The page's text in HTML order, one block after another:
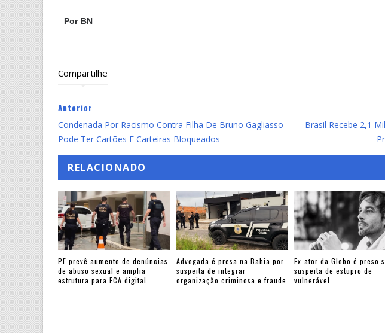
Por BN
Compartilhe
Anterior
Condenada Por Racismo Contra Filha De Bruno Gagliasso
Pode Ter Cartões E Carteiras Bloqueados
Brasil Recebe 2,1
RELACIONADO
PF prevê aumento de denúncias
de abuso sexual e amplia
estrutura para ECA digital
Advogada é presa na Bahia por
suspeita de integrar
organização criminosa e fraude
Ex-ator da Globo é preso
suspeita de estupro de
vulnerável